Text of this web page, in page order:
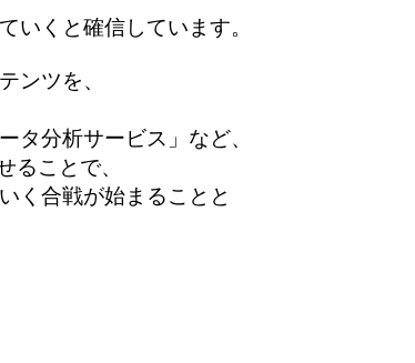
いくと確信しています。
ンツを、
タ分析サービス」など、
ることで、
く合戦が始まることと